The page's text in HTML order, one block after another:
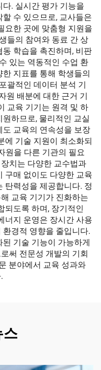
. 실시간 평가 기능을
수 있으므로, 교사들은
요한 곳에 맞춤형 지원을
들의 참여와 동료 간 상
학습을 촉진하며, 비판
있는 역동적인 수업 환
지표를 통해 학생들의
괄적인 데이터 분석 기
원 배분에 대한 근거 기
교육 기기는 원격 및 하
하므로, 물리적인 교실
교육의 연속성을 보장
에 기술 지원이 최소화되
원을 다른 기관의 필요
치는 다양한 교수법과
구매 없이도 다양한 교육
탄력성을 제공합니다. 정
교육 기기가 진화하는
되도록 하며, 장기적인
너지 운영은 장시간 사용
경적 영향을 줄입니다.
기술 기능이 가능하게
써 전문성 개발의 기회
분야에서 교육 성과와
스